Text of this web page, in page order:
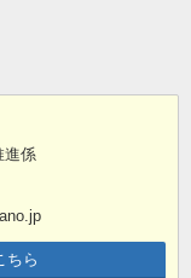
係
ちら